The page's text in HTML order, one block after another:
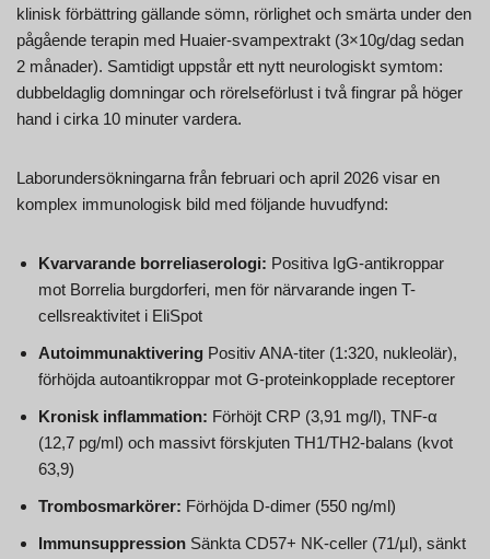
klinisk förbättring gällande sömn, rörlighet och smärta under den
pågående terapin med Huaier-svampextrakt (3×10g/dag sedan
2 månader). Samtidigt uppstår ett nytt neurologiskt symtom:
dubbeldaglig domningar och rörelseförlust i två fingrar på höger
hand i cirka 10 minuter vardera.
Laborundersökningarna från februari och april 2026 visar en
komplex immunologisk bild med följande huvudfynd:
Kvarvarande borreliaserologi: Positiva IgG-antikroppar
mot Borrelia burgdorferi, men för närvarande ingen T-
cellsreaktivitet i EliSpot
Autoimmunaktivering Positiv ANA-titer (1:320, nukleolär),
förhöjda autoantikroppar mot G-proteinkopplade receptorer
Kronisk inflammation: Förhöjt CRP (3,91 mg/l), TNF-α
(12,7 pg/ml) och massivt förskjuten TH1/TH2-balans (kvot
63,9)
Trombosmarkörer: Förhöjda D-dimer (550 ng/ml)
Immunsuppression Sänkta CD57+ NK-celler (71/µl), sänkt